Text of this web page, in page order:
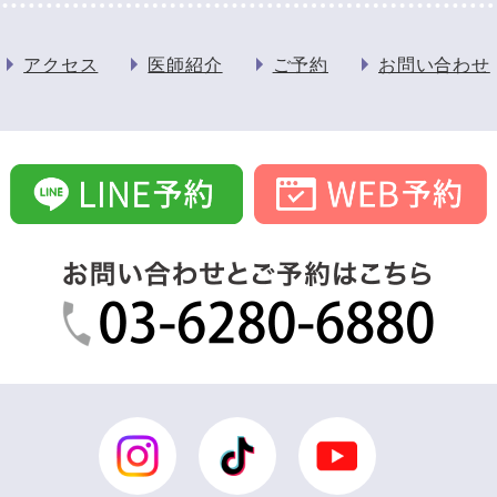
アクセス 医師紹介 ご予約 お問い合わせ